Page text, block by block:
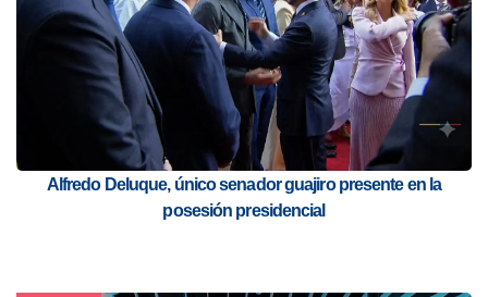
Alfredo Deluque, único senador guajiro presente en la
posesión presidencial